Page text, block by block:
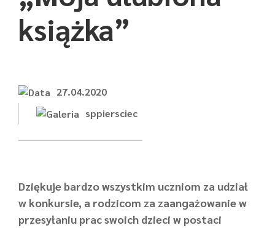
książka”
27.04.2020
sppiersciec
Dziękuje bardzo wszystkim uczniom za udział
w konkursie, a rodzicom za zaangażowanie w
przesyłaniu prac swoich dzieci w postaci